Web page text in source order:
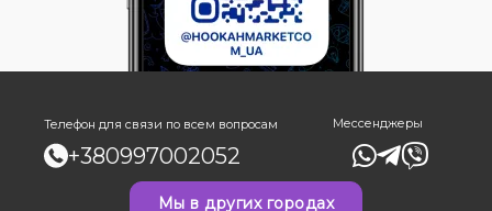
Телефон для связи по всем вопросам
+380997002052
Мессенджеры
Мы в других городах